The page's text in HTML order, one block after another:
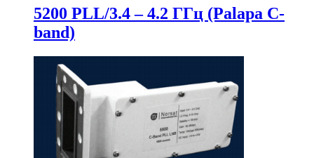
5200 PLL/3.4 – 4.2 ГГц (Palapa C-
band)